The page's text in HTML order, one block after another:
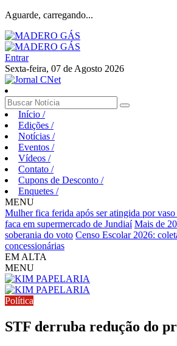
Aguarde, carregando...
Entrar
Sexta-feira, 07 de Agosto 2026
Início /
Edições /
Notícias /
Eventos /
Vídeos /
Contato /
Cupons de Desconto /
Enquetes /
MENU
Mulher fica ferida após ser atingida por
faca em supermercado de Jundiaí Mais de
soberania do voto Censo Escolar 2026:
concessionárias
EM ALTA
MENU
Política
STF derruba redução do